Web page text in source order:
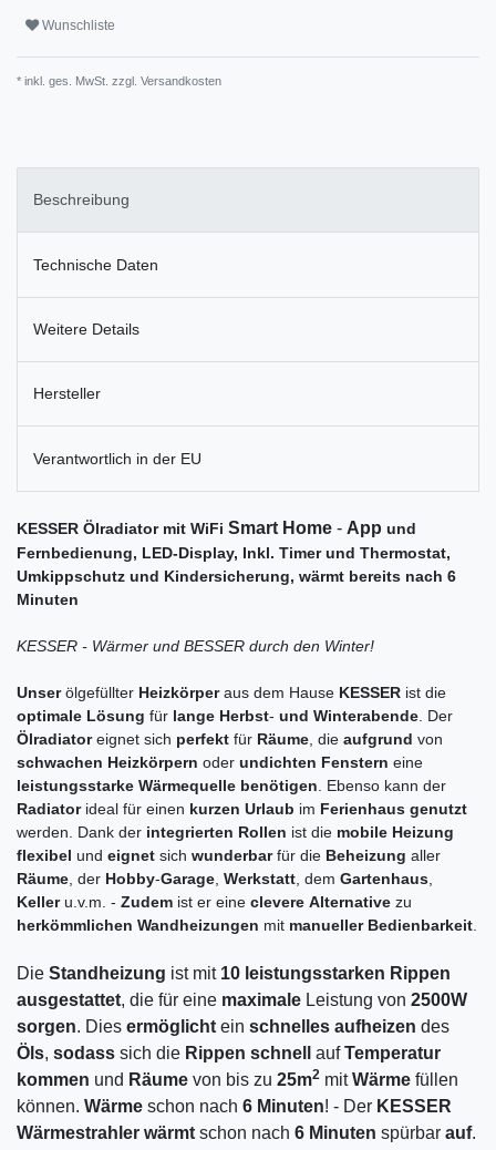
Wunschliste
* inkl. ges. MwSt. zzgl. Versandkosten
Beschreibung
Technische Daten
Weitere Details
Hersteller
Verantwortlich in der EU
KESSER Ölradiator mit WiFi Smart Home - App und
Fernbedienung, LED-Display, Inkl. Timer und Thermostat,
Umkippschutz und Kindersicherung, wärmt bereits nach 6
Minuten
KESSER - Wärmer und BESSER durch den Winter!
Unserölgefüllter Heizkörperaus dem Hause KESSER ist die
optimale Lösung für lange Herbst- und Winterabende . Der
Ölradiatoreignet sich perfekt für Räume , die aufgrund von
schwachen Heizkörpern oder undichten Fenstern eine
leistungsstarke Wärmequelle benötigen . Ebenso kann der
Radiatorideal für einen kurzen Urlaub im Ferienhaus genutzt
werden. Dank der integrierten Rollen ist die mobile Heizung
flexibel und eignet sich wunderbarfür die Beheizung aller
Räume , der Hobby-Garage Werkstatt , dem Gartenhaus
Kelleru.v.m. - Zudem ist er eine clevere Alternative zu
herkömmlichen Wandheizungen mit manueller Bedienbarkeit
Die Standheizung ist mit 10 leistungsstarken Rippen
ausgestattet, die für eine maximale Leistung von 2500W
sorgen. Dies ermöglicht ein schnelles aufheizen des
Öls, sodass sich die Rippen schnell aufTemperatur
kommen und Räume von bis zu 25m2 mitWärme füllen
können. Wärme schon nach 6 Minuten! - Der KESSER
Wärmestrahler wärmt schon nach 6 Minuten spürbar auf.